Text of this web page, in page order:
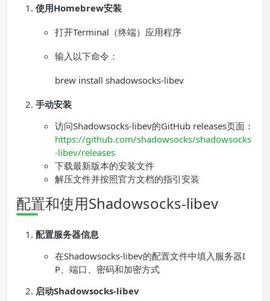
使用Homebrew安装
打开Terminal（终端）应用程序
输入以下命令：
brew install shadowsocks-libev
手动安装
访问Shadowsocks-libev的GitHub releases页面：
https://github.com/shadowsocks/shadowsocks
-libev/releases
下载最新版本的安装文件
解压文件并按照官方文档的指引安装
配置和使用Shadowsocks-libev
配置服务器信息
在Shadowsocks-libev的配置文件中填入服务器I
P、端口、密码和加密方式
启动Shadowsocks-libev